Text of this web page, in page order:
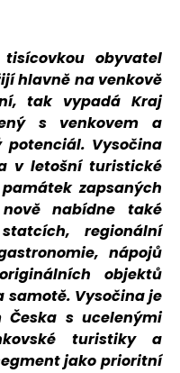
obyvatel
hlavně na venkově
tak vypadá Kraj
s venkovem a
Vysočina
v letošní turistické
zapsaných
nabídne také
regionální
nápojů
objektů
samotě. Vysočina je
s ucelenými
turistiky a
jako prioritní